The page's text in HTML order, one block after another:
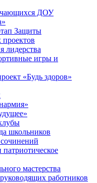
ДОУ
Защиты
проектов
лидерства
игры и
«Будь здоров»
школьников
мастерства
работников